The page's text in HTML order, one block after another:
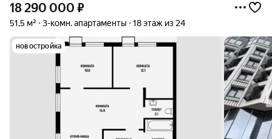
18 290 000 ₽
51,5 м² 3-комн. апартаменты 18 этаж из 24
новостройка